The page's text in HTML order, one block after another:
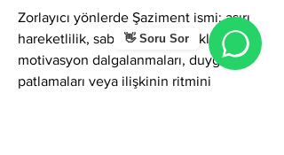
👋 Soru Sor
Zorlayıcı yönlerde Şaziment ismi; aşırı
hareketlilik, sabırsızlık, dağınıklık,
motivasyon dalgalanmaları, duygu
patlamaları veya ilişkinin ritmini